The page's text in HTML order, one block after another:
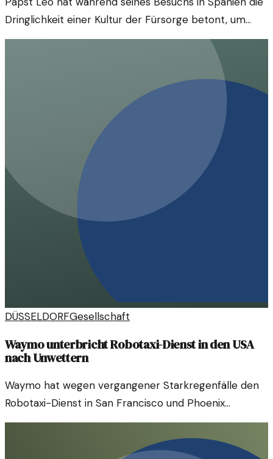
Dringlichkeit einer Kultur der Fürsorge betont, um
sexuellem Missbrauch entgegenzuwirken. Seine Worte
DÜSSELDORFGesellschaft
Waymo unterbricht Robotaxi-Dienst in den USA
nach Unwettern
Waymo hat wegen vergangener Starkregenfälle den
Robotaxi-Dienst in San Francisco und Phoenix
eingestellt. Diese Entscheidung wirft Fragen zur
Zuverlässigkeit autonomer Fahrzeuge auf.